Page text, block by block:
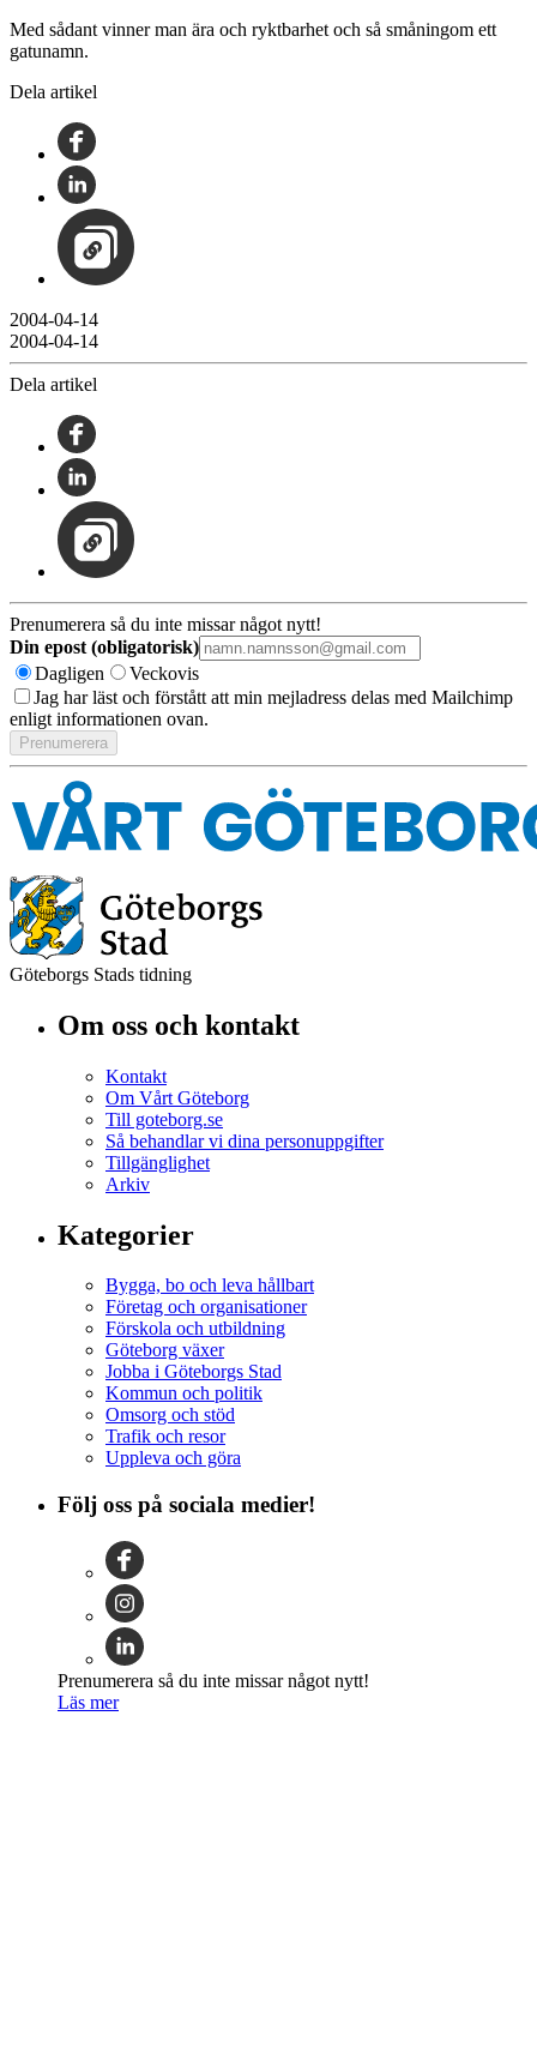
Med sådant vinner man ära och ryktbarhet och så småningom ett
gatunamn.
Dela artikel
2004-04-14
2004-04-14
Dela artikel
Prenumerera så du inte missar något nytt!
Din epost (obligatorisk)
Dagligen
Veckovis
Jag har läst och förstått att min mejladress delas med Mailchimp
enligt informationen ovan.
Göteborgs Stads tidning
Om oss och kontakt
Kontakt
Om Vårt Göteborg
Till goteborg.se
Så behandlar vi dina personuppgifter
Tillgänglighet
Arkiv
Kategorier
Bygga, bo och leva hållbart
Företag och organisationer
Förskola och utbildning
Göteborg växer
Jobba i Göteborgs Stad
Kommun och politik
Omsorg och stöd
Trafik och resor
Uppleva och göra
Följ oss på sociala medier!
Prenumerera så du inte missar något nytt!
Läs mer